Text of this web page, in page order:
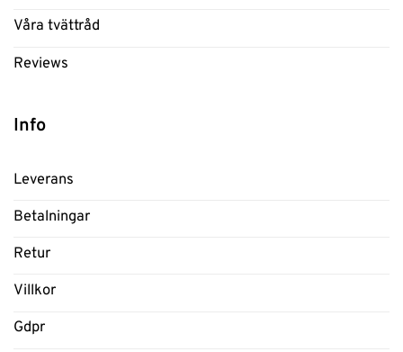
Våra tvättråd
Reviews
Info
Leverans
Betalningar
Retur
Villkor
Gdpr